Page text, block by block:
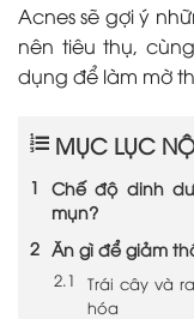
Acnes sẽ gợi ý
nên tiêu thụ,
dụng để làm mờ
MỤC LỤC
Chế độ dinh
mụn?
Ăn gì để giảm
Trái cây và
hóa